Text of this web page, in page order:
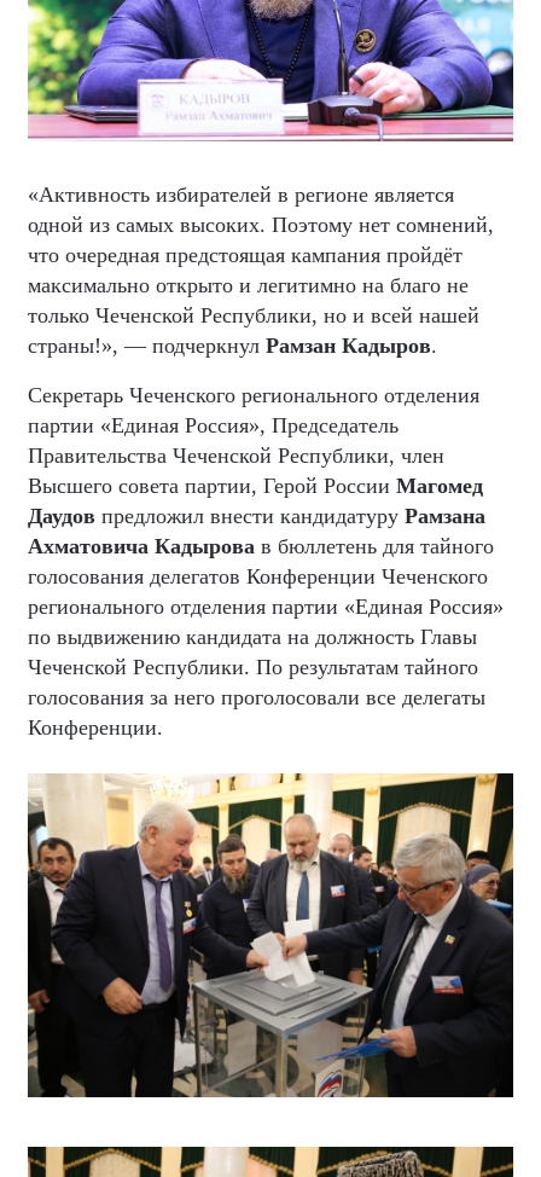
«Активность избирателей в регионе является
одной из самых высоких. Поэтому нет сомнений,
что очередная предстоящая кампания пройдёт
максимально открыто и легитимно на благо не
только Чеченской Республики, но и всей нашей
страны!», — подчеркнул Рамзан Кадыров.
Секретарь Чеченского регионального отделения
партии «Единая Россия», Председатель
Правительства Чеченской Республики, член
Высшего совета партии, Герой России Магомед
Даудов предложил внести кандидатуру Рамзана
Ахматовича Кадырова в бюллетень для тайного
голосования делегатов Конференции Чеченского
регионального отделения партии «Единая Россия»
по выдвижению кандидата на должность Главы
Чеченской Республики. По результатам тайного
голосования за него проголосовали все делегаты
Конференции.